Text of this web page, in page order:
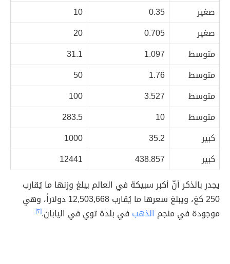
صغير
0.35
10
صغير
0.705
20
متوسط
1.097
31.1
متوسط
1.76
50
متوسط
3.527
100
متوسط
10
283.5
كبير
35.2
1000
كبير
438.857
12441
يجدر بالذكر أنّ أكبر سبيكة في العالم يبلغ وزنها ما يُقارب
250 كغ، ويبلغ سعرها ما يُقارب 12,503,668 دولاراً، وهي
موجودة في منجم الذهب في بلدة توي في اليابان.[٢]